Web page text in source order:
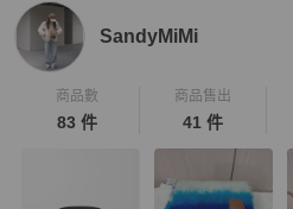
SandyMiMi
商品數
83 件
商品售出
41 件